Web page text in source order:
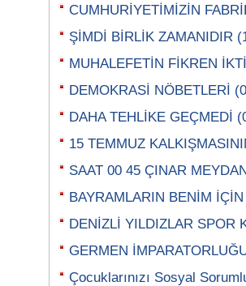
CUMHURİYETİMİZİN
ŞİMDİ BİRLİK ZAMANIDIR
MUHALEFETİN FİKREN
DEMOKRASİ NÖBETLERİ
DAHA TEHLİKE GEÇMEDİ
15 TEMMUZ
SAAT 00 45 ÇINAR
BAYRAMLARIN BENİM
DENİZLİ YILDIZLAR SPOR
GERMEN
Çocuklarınızı Sosyal